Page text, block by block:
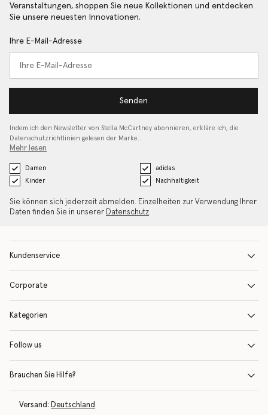
Veranstaltungen, shoppen Sie neue Kollektionen und entdecken
Sie unsere neuesten Innovationen.
Ihre E-Mail-Adresse
Senden
Indem ich den Newsletter von Stella McCartney abonnieren, erkläre ich, die
Datenschutzrichtlinien gelesen der Marke…
Mehr lesen
Damen
adidas
Kinder
Nachhaltigkeit
Sie können sich jederzeit abmelden. Einzelheiten zur Verwendung Ihrer
Daten finden Sie in unserer Datenschutz.
Kundenservice
Corporate
Kategorien
Follow us
Brauchen Sie Hilfe?
Versand: Deutschland